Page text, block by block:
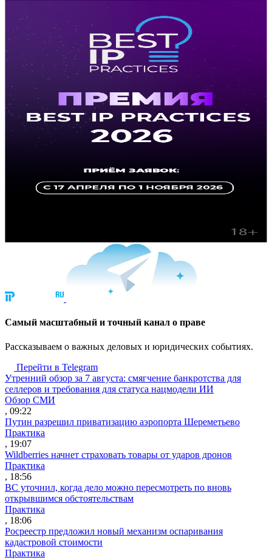
Cамый масштабный и точный канал о праве
Рассказываем о важных деловых и юридических событиях.
Перейти в Telegram
Утренний обзор за 7 августа: смягчение банкротства для
селлеров и требования для статуса нацмодели ИИ
Обзор СМИ
, 09:22
Путин разрешил приватизацию аэропорта Шереметьево
Практика
, 19:07
Wildberries начнет страховать товары от ударов дронов
Практика
, 18:56
ВС уточнил, когда дело можно пересмотреть по вновь
открывшимся обстоятельствам
Практика
, 18:06
Росреестр предложил новый механизм оспаривания
кадастровой стоимости
Практика